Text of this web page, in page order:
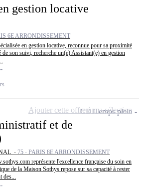
gestion locative
6E ARRONDISSEMENT
en gestion locative, reconnue pour sa proximité
de son suivi, recherche un(e) Assistant(e) en gestion
et de
- 75 - PARIS 8E ARRONDISSEMENT
représente l'excellence française du soin en
de la Maison Sothys repose sur sa capacité à rester
des...
CDITemps plein
Ajouter cette offre à ma sélection